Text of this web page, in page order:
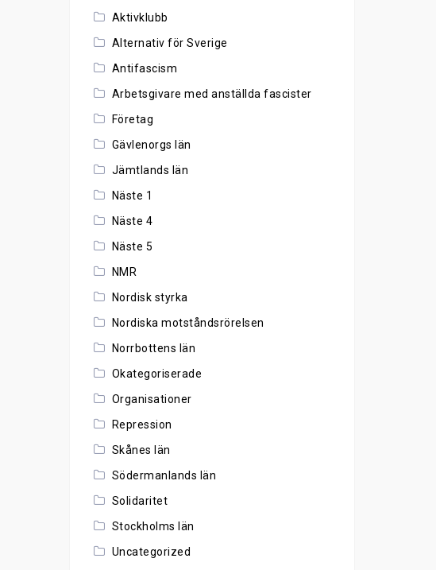
Aktivklubb
Alternativ för Sverige
Antifascism
Arbetsgivare med anställda fascister
Företag
Gävlenorgs län
Jämtlands län
Näste 1
Näste 4
Näste 5
NMR
Nordisk styrka
Nordiska motståndsrörelsen
Norrbottens län
Okategoriserade
Organisationer
Repression
Skånes län
Södermanlands län
Solidaritet
Stockholms län
Uncategorized